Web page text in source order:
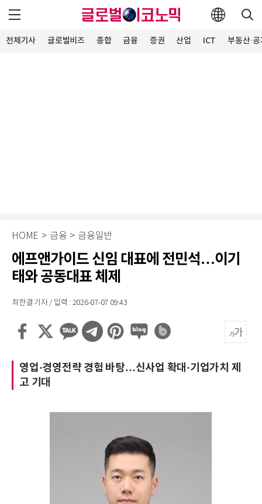
전체기사 글로벌비즈 종합 금융 증권 산업 ICT 부동산·
HOME > 금융 > 금융일반
에프앤가이드 신임 대표에 전민석…이기
태와 공동대표 체제
최한결 기자 / 입력 : 2026-07-07 09:43
영업·경영전략 경험 바탕…신사업 확대·기업가치 제
고 기대